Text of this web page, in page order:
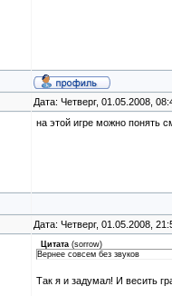
Дата: Четверг, 01.05.2008,
на этой игре можно понять
Дата: Четверг, 01.05.2008,
Цитата (sorrow)
Вернее совсем без звуков
Так я и задумал! И весить